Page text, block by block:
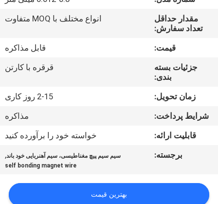
کارخانه
کیفیت
تماس
اخبار
مقدار حداقل
تعداد سفارش:
انواع مختلف با MOQ متفاوت
قیمت:
قابل مذاکره
جزئیات بسته
بندی:
قرقره با کارتن
زمان تحویل:
2-15 روز کاری
شرایط پرداخت:
مذاکره
قابلیت ارائه:
خواسته خود را برآورده کنید
برجسته:
سیم سیم پیچ مغناطیسی، سیم آهنربایی خود باند,
self bonding magnet wire
بهترین قیمت